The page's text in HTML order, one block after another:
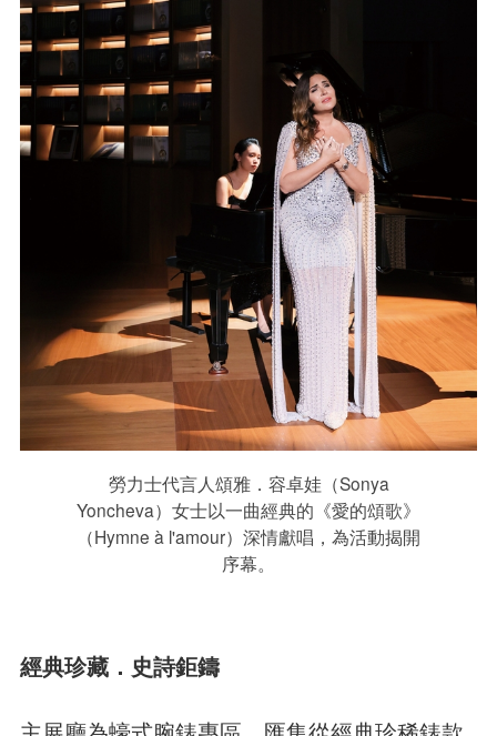
勞力士代言人頌雅．容卓娃（Sonya
Yoncheva）女士以一曲經典的《愛的頌歌》
（Hymne à l'amour）深情獻唱，為活動揭開
序幕。
經典珍藏．史詩鉅鑄